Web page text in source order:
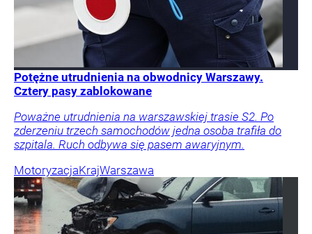
Potężne utrudnienia na obwodnicy Warszawy.
Cztery pasy zablokowane
Poważne utrudnienia na warszawskiej trasie S2. Po
zderzeniu trzech samochodów jedna osoba trafiła do
szpitala. Ruch odbywa się pasem awaryjnym.
MotoryzacjaKrajWarszawa